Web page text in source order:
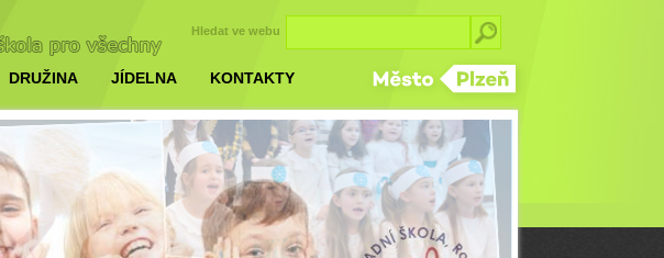
Hledat ve webu
DRUŽINA JÍDELNA KONTAKTY